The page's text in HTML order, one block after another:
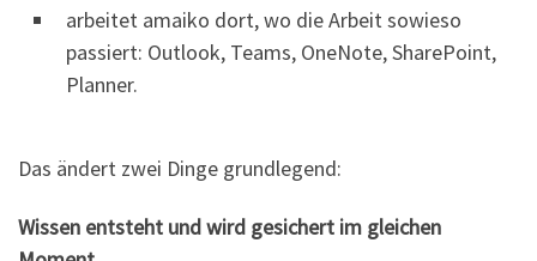
arbeitet amaiko dort, wo die Arbeit sowieso
passiert: Outlook, Teams, OneNote, SharePoint,
Planner.
Das ändert zwei Dinge grundlegend:
Wissen entsteht und wird gesichert im gleichen